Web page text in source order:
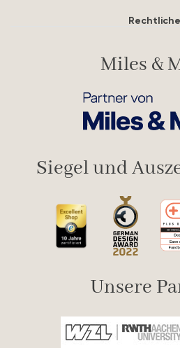
Miles &
Siegel und
Unsere